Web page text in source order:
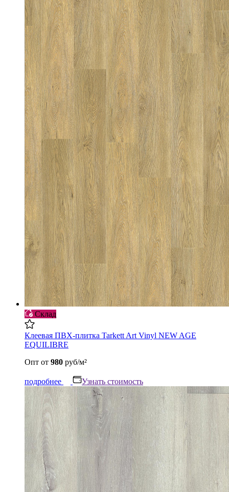
Склад
Клеевая ПВХ-плитка Tarkett Art Vinyl NEW AGE
EQUILIBRE
Опт от 980 руб/м²
подробнее Узнать стоимость